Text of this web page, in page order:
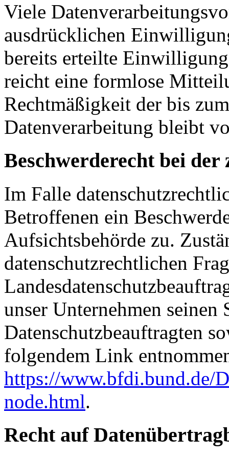
Viele
ausdrücklichen
bereits erteilte
reicht eine formlose
Rechtmäßigkeit der bis
Datenverarbeitung bleibt
Beschwerderecht bei
Im Falle
Betroffenen ein
Aufsichtsbehörde zu.
datenschutzrechtlichen
unser Unternehmen
Datenschutzbeauftragten
folgendem Link
https://www.bfdi.bund.de/
node.html.
Recht auf